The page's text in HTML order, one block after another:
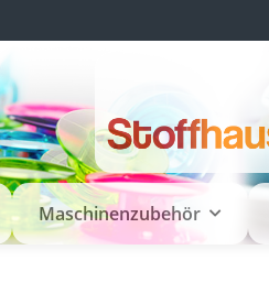
Maschinenzubehör